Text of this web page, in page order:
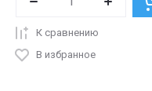
К сравнению
В избранное